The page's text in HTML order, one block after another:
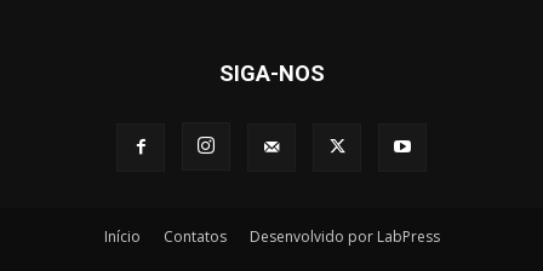
SIGA-NOS
Início Contatos Desenvolvido por LabPress